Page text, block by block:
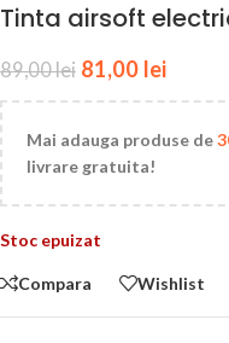
Tinta airsoft
89,00lei 81,00 lei
Mai adauga produse de
livrare gratuita!
Stoc epuizat
Compara Wishlist